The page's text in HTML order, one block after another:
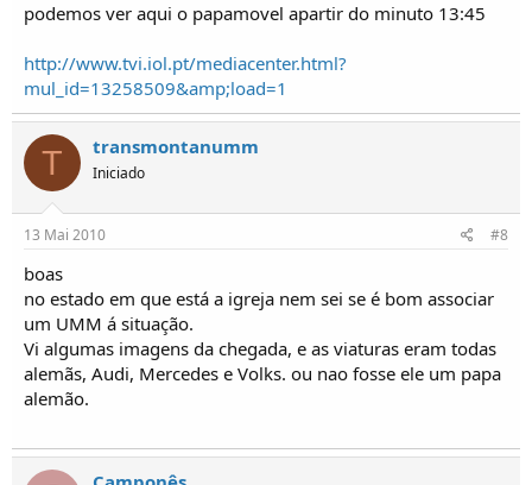
podemos ver aqui o papamovel apartir do minuto 13:45
http://www.tvi.iol.pt/mediacenter.html?
mul_id=13258509&amp;load=1
T transmontanumm
Iniciado
13 Mai 2010 #8
boas
no estado em que está a igreja nem sei se é bom associar
um UMM á situação.
Vi algumas imagens da chegada, e as viaturas eram todas
alemãs, Audi, Mercedes e Volks. ou nao fosse ele um papa
alemão.